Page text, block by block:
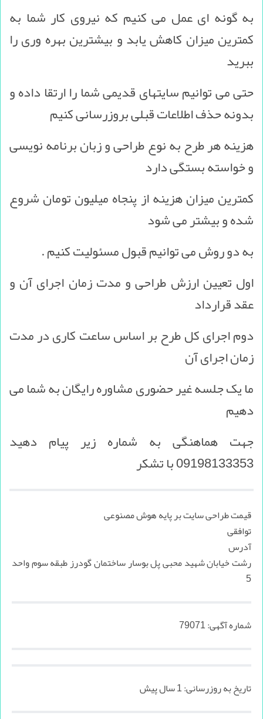
به گونه ای عمل می کنیم که نیروی کار شما به
کمترین میزان کاهش یابد و بیشترین بهره وری را
ببرید
حتی می توانیم سایتهای قدیمی شما را ارتقا داده و
بدونه حذف اطلاعات قبلی بروزرسانی کنیم
هزینه هر طرح به نوع طراحی و زبان برنامه نویسی
و خواسته بستگی دارد
کمترین میزان هزینه از پنجاه میلیون تومان شروع
شده و بیشتر می شود
به دو روش می توانیم قبول مسئولیت کنیم .
اول تعیین ارزش طراحی و مدت زمان اجرای آن و
عقد قرارداد
دوم اجرای کل طرح بر اساس ساعت کاری در مدت
زمان اجرای آن
ما یک جلسه غیر حضوری مشاوره رایگان به شما می
دهیم
جهت هماهنگی به شماره زیر پیام دهید
09198133353 با تشکر
قیمت طراحی سایت بر پایه هوش مصنوعی
توافقی
آدرس
رشت خیابان شهید محبی پل بوسار ساختمان گودرز طبقه سوم واحد
5
شماره آگهی:79071
تاریخ به روزرسانی:1 سال پیش